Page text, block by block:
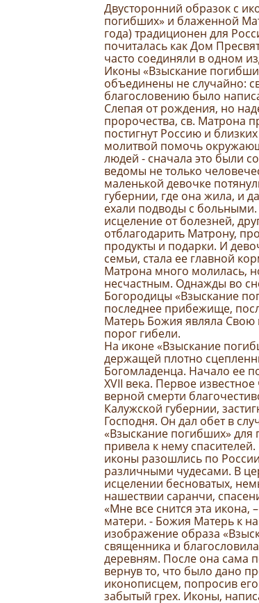
Двусторонний образок с
погибших» и блаженной
года) традиционен для
почиталась как Дом
часто соединяли в одном
Иконы «Взыскание
объединены не случайно:
благословению было
Слепая от рождения, но
пророчества, св. Матрона
постигнут Россию и
молитвой помочь
людей - сначала это были
ведомы не только
маленькой девочке
губернии, где она жила, и
ехали подводы с
исцеление от болезней,
отблагодарить Матрону,
продукты и подарки. И
семьи, стала ее главной
Матрона много молилась,
несчастным. Однажды во
Богородицы «Взыскание
последнее прибежище,
Матерь Божия являла
порог гибели.
На иконе «Взыскание
держащей плотно
Богомладенца. Начало ее
XVII века. Первое
верной смерти
Калужской губернии,
Господня. Он дал обет в
«Взыскание погибших»
привела к нему
иконы разошлись по
различными чудесами. В
исцелении бесноватых,
нашествии саранчи,
«Мне все снится эта
матери. - Божия Матерь к
изображение образа
священника и
деревням. После она сама
вернув то, что было дано
иконописцем, попросив
забытый грех. Иконы,